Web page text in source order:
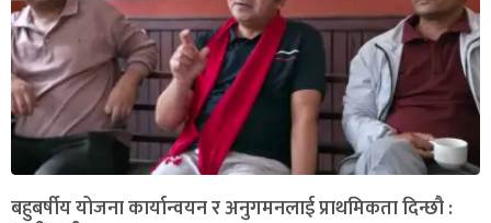
बहुबर्षीय योजना कार्यान्वयन र अनुगमनलाई प्राथमिकता दिन्छौ :